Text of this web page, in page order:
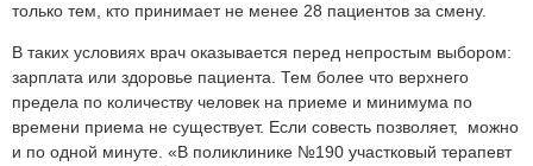
только тем, кто принимает не менее 28 пациентов за смену.
В таких условиях врач оказывается перед непростым выбором:
зарплата или здоровье пациента. Тем более что верхнего
предела по количеству человек на приеме и минимума по
времени приема не существует. Если совесть позволяет, можно
и по одной минуте. «В поликлинике №190 участковый терапевт